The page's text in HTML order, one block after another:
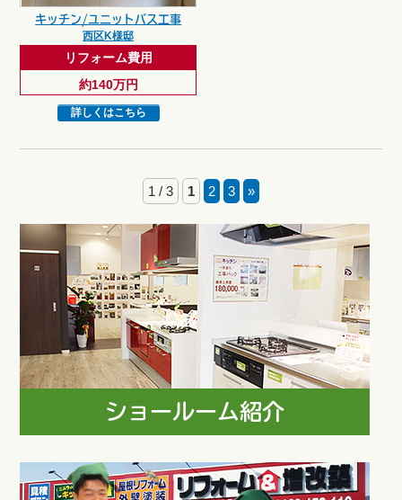
キッチン/ユニットバス工事
西区K様邸
リフォーム費用
約140万円
詳しくはこちら
1 / 3 1 2 3 »